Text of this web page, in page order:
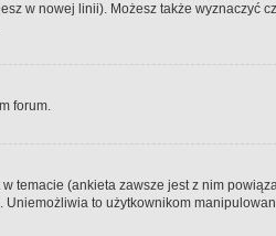
w nowej linii). Możesz także wyznaczyć
forum.
(ankieta zawsze jest z nim
to użytkownikom